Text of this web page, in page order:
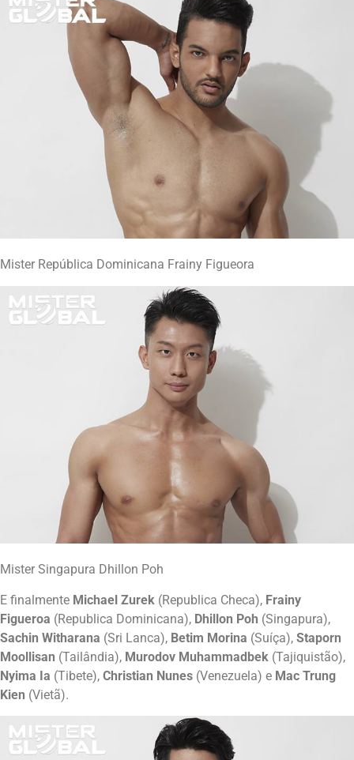
Mister República Dominicana Frainy Figueora
Mister Singapura Dhillon Poh
E finalmente Michael Zurek (Republica Checa), Frainy
Figueroa (Republica Dominicana), Dhillon Poh (Singapura),
Sachin Witharana (Sri Lanca), Betim Morina (Suíça), Staporn
Moollisan (Tailândia), Murodov Muhammadbek (Tajiquistão),
Nyima Ia (Tibete), Christian Nunes (Venezuela) e Mac Trung
Kien (Vietã).